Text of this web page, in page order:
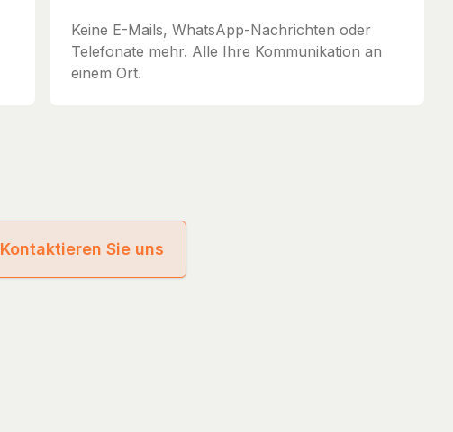
Keine E-Mails, WhatsApp-Nachrichten oder
Telefonate mehr. Alle Ihre Kommunikation an
einem Ort.
Kontaktieren Sie uns